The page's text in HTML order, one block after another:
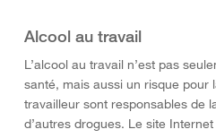
Alcool au travail
L’alcool au travail n’est pas
santé, mais aussi un risque pour
travailleur sont responsables de
d’autres drogues. Le site